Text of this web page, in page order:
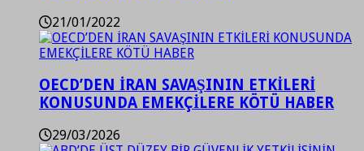
21/01/2022
OECD’DEN İRAN SAVAŞININ ETKİLERİ
KONUSUNDA EMEKÇİLERE KÖTÜ HABER
29/03/2026